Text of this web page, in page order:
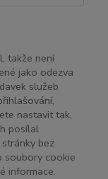
takže není
jako odezva
služeb
nastavit tak,
posílal
bez
cookie
informace.